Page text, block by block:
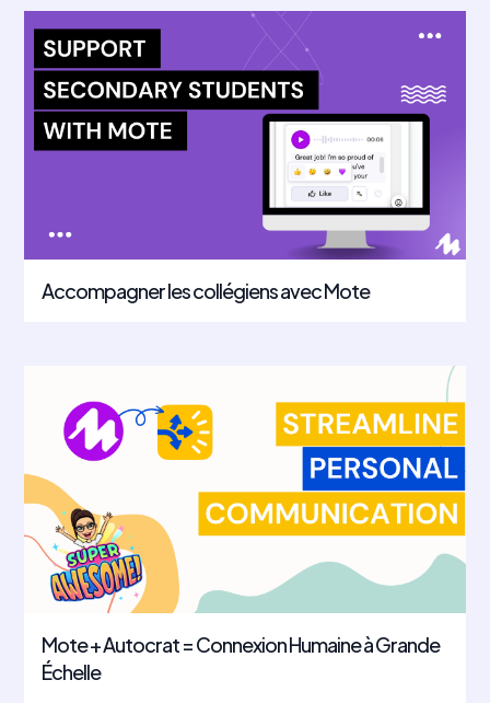
Accompagner les collégiens avec Mote
Mote + Autocrat = Connexion Humaine à Grande
Échelle